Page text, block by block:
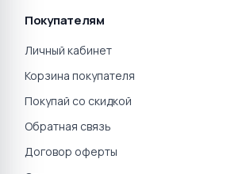
Покупателям
Личный кабинет
Корзина покупателя
Покупай со скидкой
Обратная связь
Договор оферты